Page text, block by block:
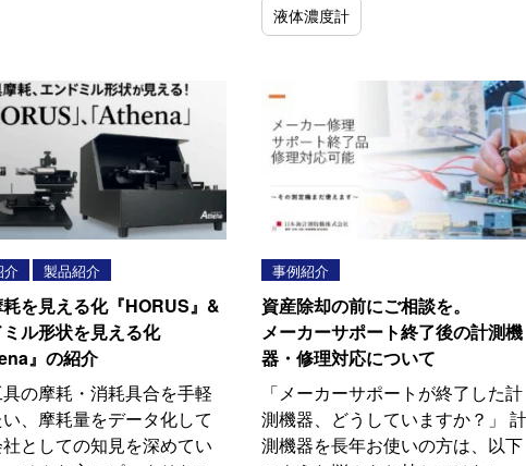
液体濃度計
介 製品紹介
を見える化『HORUS』&
ル形状を見える化
』の紹介
の摩耗・消耗具合を手軽
、摩耗量をデータ化して
としての知見を深めてい
事例紹介
資産除却の前にご相談を。
メーカーサポート終了後の計測機
器・修理対応について
「メーカーサポートが終了した計
測機器、どうしていますか？」 計
測機器を長年お使いの方は、以下